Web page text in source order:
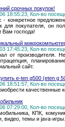
срочных покупок!
18:55:23, Кол-во
- конкретное
для покупателя, он
Вам господа!
17:45:23, Кол-во
от производителя.
сайт.
e-ten g500 (eten g
18:51:57, Кол-во
качественные
07:29:00, Кол-во
КПК,
видео, темы и java-игры.